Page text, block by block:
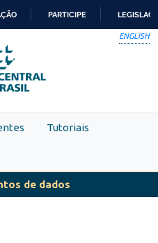
PARA
O
CONTEÚDO
PARTICIPE
ENGLISH
Tutoriais
de dados